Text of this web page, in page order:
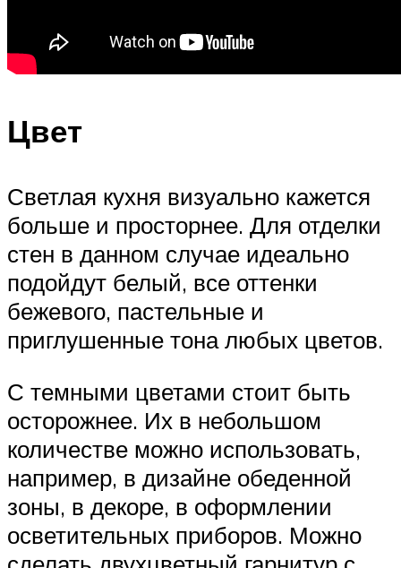
Цвет
Светлая кухня визуально кажется
больше и просторнее. Для отделки
стен в данном случае идеально
подойдут белый, все оттенки
бежевого, пастельные и
приглушенные тона любых цветов.
С темными цветами стоит быть
осторожнее. Их в небольшом
количестве можно использовать,
например, в дизайне обеденной
зоны, в декоре, в оформлении
осветительных приборов. Можно